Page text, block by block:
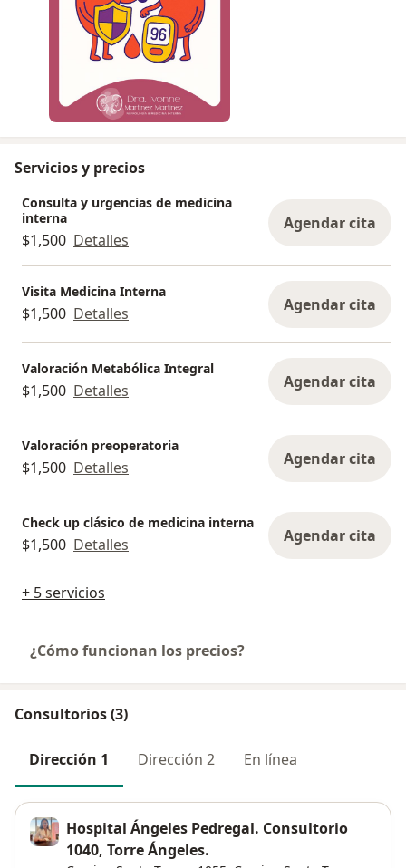
Servicios y precios
Consulta y urgencias de medicina
interna
$1,500 Detalles
Agendar cita
Visita Medicina Interna
$1,500 Detalles Agendar cita
Valoración Metabólica Integral
$1,500 Detalles Agendar cita
Valoración preoperatoria
$1,500 Detalles Agendar cita
Check up clásico de medicina interna
$1,500 Detalles Agendar cita
+ 5 servicios
¿Cómo funcionan los precios?
Consultorios (3)
Dirección 1 Dirección 2 En línea
Hospital Ángeles Pedregal. Consultorio
1040, Torre Ángeles.